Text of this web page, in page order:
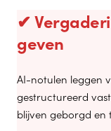
✔
geven
AI-notulen leggen
gestructureerd
blijven geborgd en